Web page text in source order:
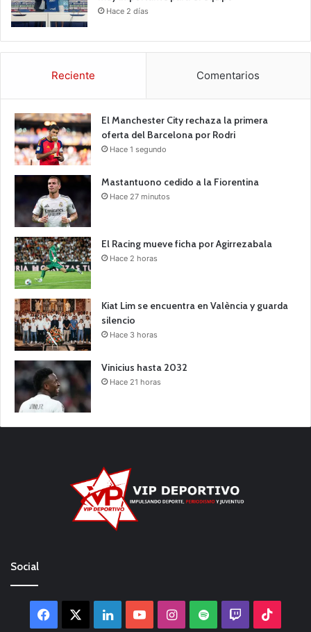
Hace 2 días
Reciente Comentarios
El Manchester City rechaza la primera
oferta del Barcelona por Rodri
Hace 1 segundo
Mastantuono cedido a la Fiorentina
Hace 27 minutos
El Racing mueve ficha por Agirrezabala
Hace 2 horas
Kiat Lim se encuentra en València y guarda
silencio
Hace 3 horas
Vinicius hasta 2032
Hace 21 horas
Social
Facebook LinkedInYouTubeInstagram
Spotify Twitch